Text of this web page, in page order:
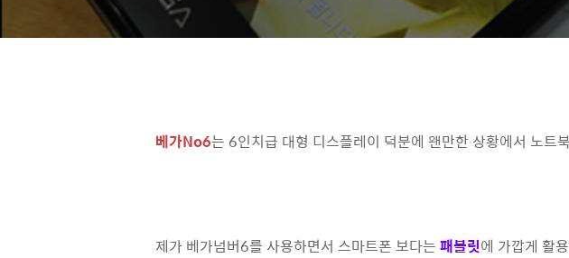
베가No6는 6인치급 대형 디스플레이 덕분에 왠만한 상황에서 노트
제가 베가넘버6를 사용하면서 스마트폰 보다는 패블릿에 가깝게 활